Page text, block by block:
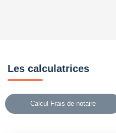
Les calculatrices
Calcul Frais de notaire